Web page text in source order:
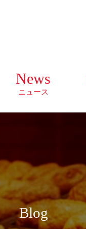
News
ニュース
Blog